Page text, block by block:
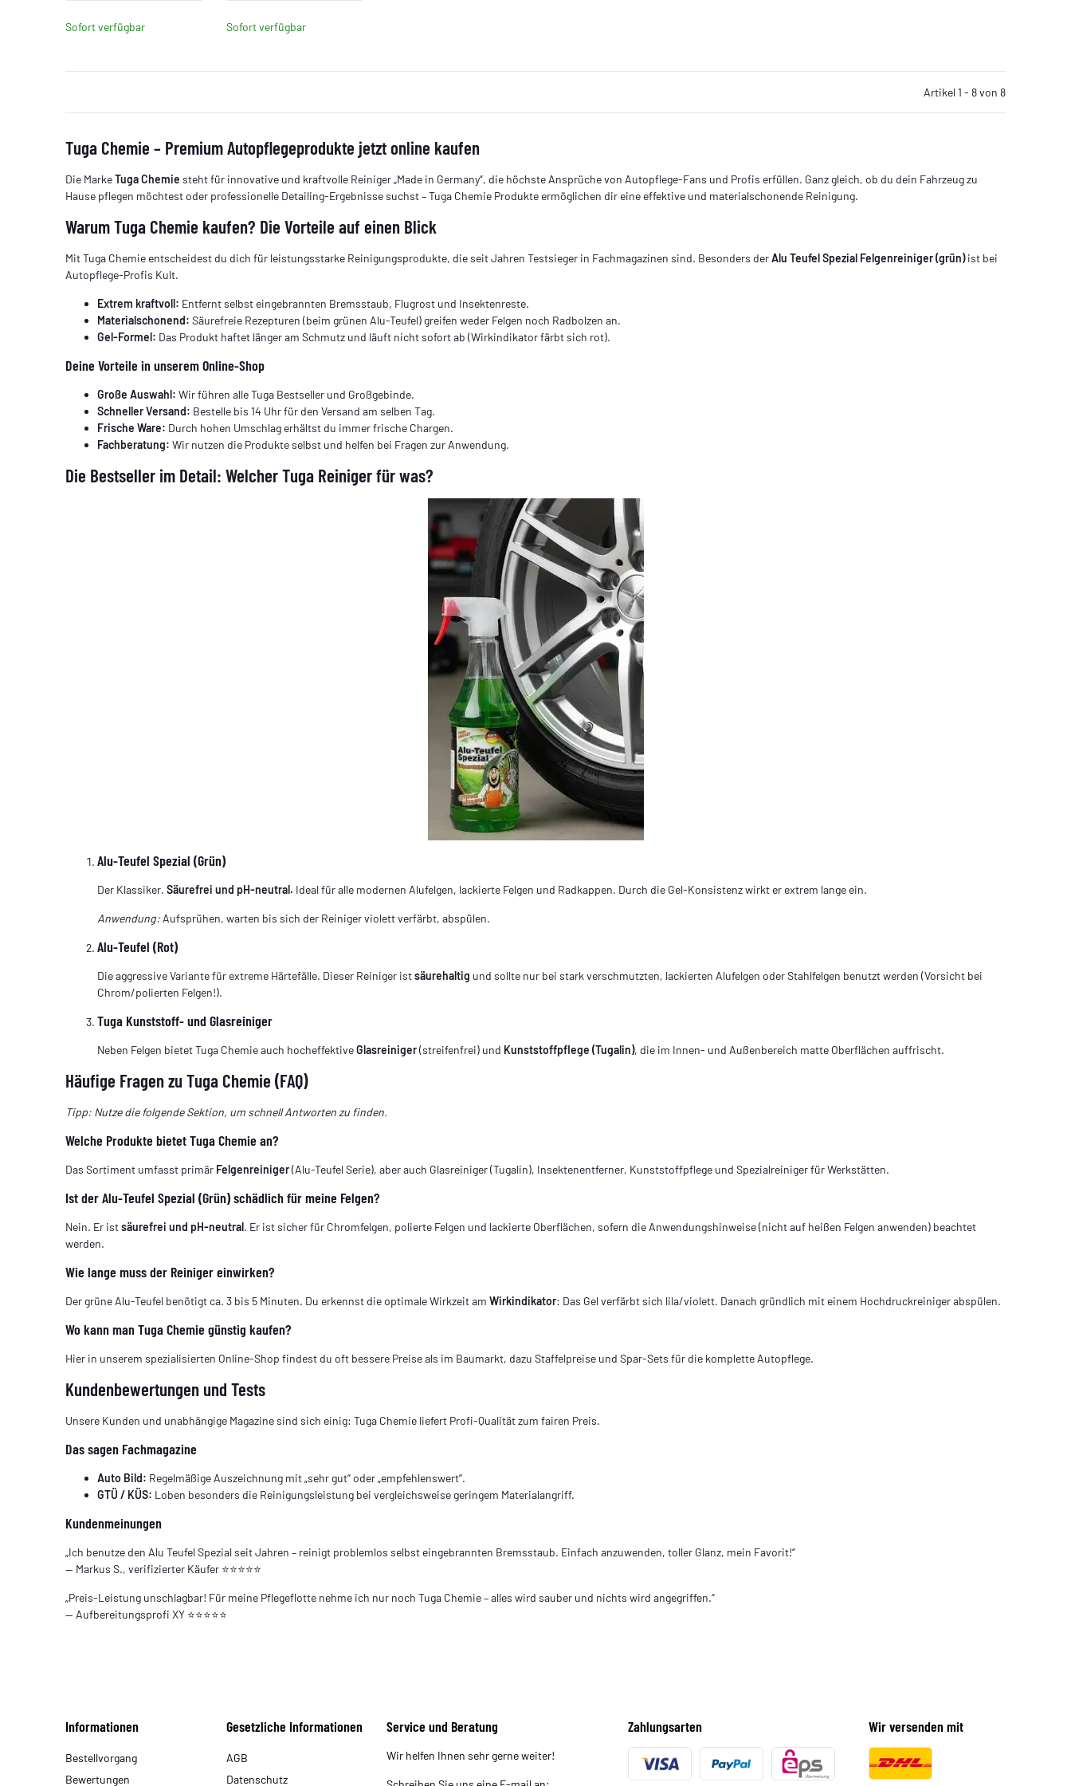
Sofort verfügbar Sofort verfügbar
Artikel 1 - 8 von 8
Tuga Chemie – Premium Autopflegeprodukte jetzt online kaufen
Die MarkeTuga Chemie steht für innovative und kraftvolle Reiniger „Made in Germany“, die höchste Ansprüche von Autopflege-Fans und Profis erfüllen. Ganz gleich, ob du dein Fahrzeug zu
Hause pflegen möchtest oder professionelle Detailing-Ergebnisse suchst – Tuga Chemie Produkte ermöglichen dir eine effektive und materialschonende Reinigung.
Warum Tuga Chemie kaufen? Die Vorteile auf einen Blick
Mit Tuga Chemie entscheidest du dich für leistungsstarke Reinigungsprodukte, die seit Jahren Testsieger in Fachmagazinen sind. Besonders derAlu Teufel Spezial Felgenreiniger (grün)ist bei
Autopflege-Profis Kult.
Extrem kraftvoll: Entfernt selbst eingebrannten Bremsstaub, Flugrost und Insektenreste.
Materialschonend: Säurefreie Rezepturen (beim grünen Alu-Teufel) greifen weder Felgen noch Radbolzen an.
Gel-Formel: Das Produkt haftet länger am Schmutz und läuft nicht sofort ab (Wirkindikator färbt sich rot).
Deine Vorteile in unserem Online-Shop
Große Auswahl: Wir führen alle Tuga Bestseller und Großgebinde.
Schneller Versand: Bestelle bis 14 Uhr für den Versand am selben Tag.
Frische Ware: Durch hohen Umschlag erhältst du immer frische Chargen.
Fachberatung: Wir nutzen die Produkte selbst und helfen bei Fragen zur Anwendung.
Die Bestseller im Detail: Welcher Tuga Reiniger für was?
Alu-Teufel Spezial (Grün)
Der Klassiker.Säurefrei und pH-neutral. Ideal für alle modernen Alufelgen, lackierte Felgen und Radkappen. Durch die Gel-Konsistenz wirkt er extrem lange ein.
Anwendung: Aufsprühen, warten bis sich der Reiniger violett verfärbt, abspülen.
Alu-Teufel (Rot)
Die aggressive Variante für extreme Härtefälle. Dieser Reiniger istsäurehaltig und sollte nur bei stark verschmutzten, lackierten Alufelgen oder Stahlfelgen benutzt werden (Vorsicht bei
Chrom/polierten Felgen!).
Tuga Kunststoff- und Glasreiniger
Neben Felgen bietet Tuga Chemie auch hocheffektiveGlasreiniger(streifenfrei) und Kunststoffpflege (Tugalin), die im Innen- und Außenbereich matte Oberflächen auffrischt.
Häufige Fragen zu Tuga Chemie (FAQ)
Tipp: Nutze die folgende Sektion, um schnell Antworten zu finden.
Welche Produkte bietet Tuga Chemie an?
Das Sortiment umfasst primär Felgenreiniger(Alu-Teufel Serie), aber auch Glasreiniger (Tugalin), Insektenentferner, Kunststoffpflege und Spezialreiniger für Werkstätten.
Ist der Alu-Teufel Spezial (Grün) schädlich für meine Felgen?
Nein. Er istsäurefrei und pH-neutral. Er ist sicher für Chromfelgen, polierte Felgen und lackierte Oberflächen, sofern die Anwendungshinweise (nicht auf heißen Felgen anwenden) beachtet
werden.
Wie lange muss der Reiniger einwirken?
Der grüne Alu-Teufel benötigt ca. 3 bis 5 Minuten. Du erkennst die optimale Wirkzeit amWirkindikator: Das Gel verfärbt sich lila/violett. Danach gründlich mit einem Hochdruckreiniger abspülen.
Wo kann man Tuga Chemie günstig kaufen?
Hier in unserem spezialisierten Online-Shop findest du oft bessere Preise als im Baumarkt, dazu Staffelpreise und Spar-Sets für die komplette Autopflege.
Kundenbewertungen und Tests
Unsere Kunden und unabhängige Magazine sind sich einig: Tuga Chemie liefert Profi-Qualität zum fairen Preis.
Das sagen Fachmagazine
Auto Bild: Regelmäßige Auszeichnung mit „sehr gut“ oder „empfehlenswert“.
GTÜ / KÜS: Loben besonders die Reinigungsleistung bei vergleichsweise geringem Materialangriff.
Kundenmeinungen
„Ich benutze den Alu Teufel Spezial seit Jahren – reinigt problemlos selbst eingebrannten Bremsstaub. Einfach anzuwenden, toller Glanz, mein Favorit!“
— Markus S., verifizierter Käufer ⭐⭐⭐⭐⭐
„Preis-Leistung unschlagbar! Für meine Pflegeflotte nehme ich nur noch Tuga Chemie – alles wird sauber und nichts wird angegriffen.“
— Aufbereitungsprofi XY ⭐⭐⭐⭐⭐
Informationen
Bestellvorgang
Bewertungen
Gesetzliche Informationen
AGB
Datenschutz
Service und Beratung
Wir helfen Ihnen sehr gerne weiter!
Zahlungsarten Wir versenden mit